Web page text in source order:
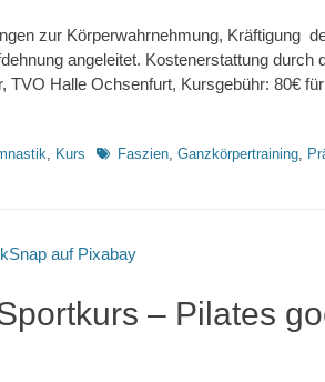
zur Körperwahrnehmung, Kräftigung
angeleitet. Kostenerstattung
TVO Halle Ochsenfurt, Kursgebühr: 80€
, Kurs Schlagworte
Faszien, Ganzkörpertraining,
– Pilates